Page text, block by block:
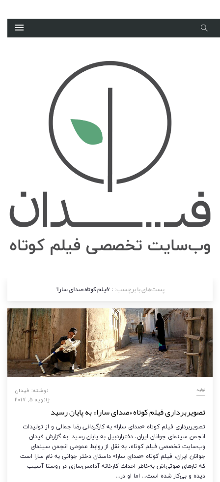
پست‌های با برچسب:: ‘فیلم کوتاه صدای سارا’
تولید نوشته: فیدان
ژانویه 5, 2017
تصویربرداری فیلم کوتاه «صدای سارا» به پایان رسید
تصویربرداری فیلم کوتاه «صدای سارا» به کارگردانی رضا جمالی و از تولیدات
انجمن سینمای جوانان ایران، دفتراردبیل به پایان رسید. به گزارش فیدان
وب‌سایت تخصصی فیلم کوتاه، به نقل از روابط عمومی انجمن سینمای
جوانان ایران، فیلم کوتاه «صدای سارا» داستان دختر جوانی به نام سارا است
که تارهای صوتی‌اش به‌خاطر احداث کارخانه آدامس‌سازی در روستا آسیب
دیده و بی‌کار شده است… اما او در…